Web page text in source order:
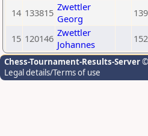
14 133815 Zwettler
Georg
15 120146 Zwettler
Johannes
Chess-Tournament-Results-Server
Legal details/Terms of use